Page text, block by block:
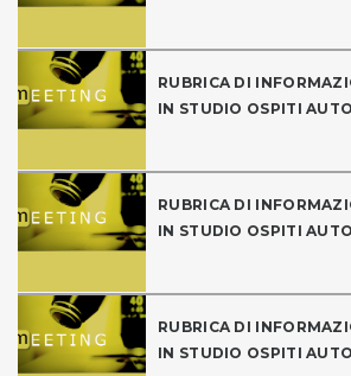
RUBRICA DI
IN STUDIO OSPITI
RUBRICA DI
IN STUDIO OSPITI
RUBRICA DI
IN STUDIO OSPITI